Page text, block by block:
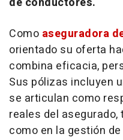
Como aseguradora
orientado su oferta
combina eficacia,
Sus pólizas incluyen
se articulan como
reales del
como en la gestión